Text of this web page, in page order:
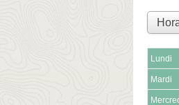
Lundi
Mardi